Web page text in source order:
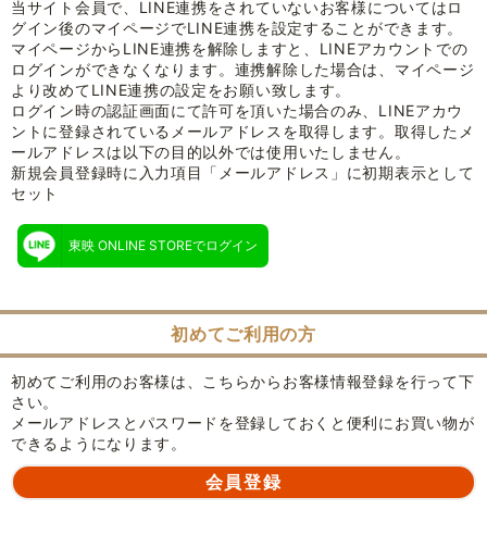
当サイト会員で、LINE連携をされていないお客様についてはロ
グイン後のマイページでLINE連携を設定することができます。
マイページからLINE連携を解除しますと、LINEアカウントでの
ログインができなくなります。連携解除した場合は、マイページ
より改めてLINE連携の設定をお願い致します。
ログイン時の認証画面にて許可を頂いた場合のみ、LINEアカウ
ントに登録されているメールアドレスを取得します。取得したメ
ールアドレスは以下の目的以外では使用いたしません。
新規会員登録時に入力項目「メールアドレス」に初期表示として
セット
東映 ONLINE STOREでログイン
初めてご利用の方
初めてご利用のお客様は、こちらからお客様情報登録を行って下
さい。
メールアドレスとパスワードを登録しておくと便利にお買い物が
できるようになります。